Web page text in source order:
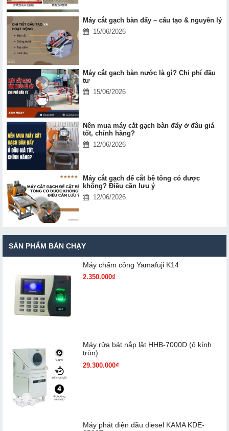
Máy cắt gạch bàn đẩy – cấu tạo & nguyên lý
15/06/2026
Máy cắt gạch bàn nước là gì? Chi phí đầu
tư
15/06/2026
Nên mua máy cắt gạch bàn đẩy ở đâu giá
tốt, chính hãng?
12/06/2026
Máy cắt gạch để cắt bê tông có được
không? Điều cần lưu ý
12/06/2026
SẢN PHẨM BÁN CHẠY
Máy chấm cô​ng Yamafuji K14
2.350.000₫
Máy rửa bát nắp lật HHB-7000D (ô kính
tròn)
29.300.000₫
Máy phát điện dầu diesel KAMA KDE-